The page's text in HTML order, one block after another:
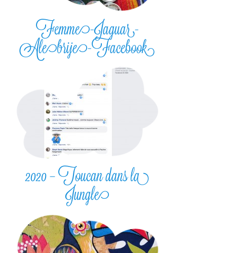
Femme-Jaguar-
Alebrije-Facebook
2020 – Toucan dans la
Jungle